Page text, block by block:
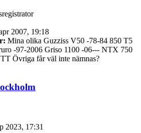
2007, 19:18
Mina olika Guzziss V50 -78-84 850 T5
-97-2006 Griso 1100 -06--- NTX 750
Övriga får väl inte nämnas?
2023, 17:31